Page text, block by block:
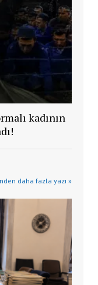
kadının
daha fazla yazı »